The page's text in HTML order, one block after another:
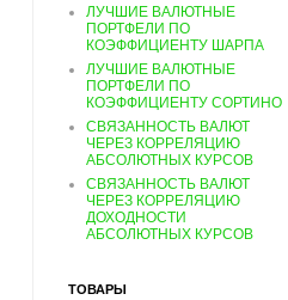
ЛУЧШИЕ ВАЛЮТНЫЕ
ПОРТФЕЛИ ПО
КОЭФФИЦИЕНТУ ШАРПА
ЛУЧШИЕ ВАЛЮТНЫЕ
ПОРТФЕЛИ ПО
КОЭФФИЦИЕНТУ СОРТИНО
СВЯЗАННОСТЬ ВАЛЮТ
ЧЕРЕЗ КОРРЕЛЯЦИЮ
АБСОЛЮТНЫХ КУРСОВ
СВЯЗАННОСТЬ ВАЛЮТ
ЧЕРЕЗ КОРРЕЛЯЦИЮ
ДОХОДНОСТИ
АБСОЛЮТНЫХ КУРСОВ
ТОВАРЫ